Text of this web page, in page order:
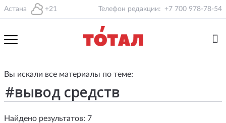
Астана +21 Телефон редакции: +7 700 978-78-54
Вы искали все материалы по теме:
Найдено результатов: 7